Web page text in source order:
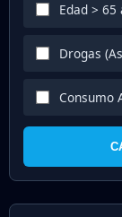
Edad > 65
Drogas
Consumo